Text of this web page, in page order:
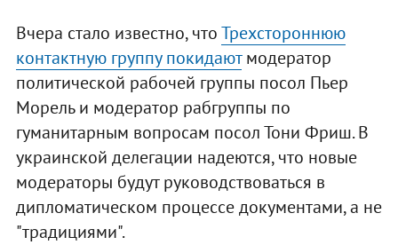
Вчера стало известно, чтоТрехстороннюю
контактную группу покидаютмодератор
политической рабочей группы посол Пьер
Морель и модератор рабгруппы по
гуманитарным вопросам посол Тони Фриш. В
украинской делегации надеются, что новые
модераторы будут руководствоваться в
дипломатическом процессе документами, а не
"традициями".